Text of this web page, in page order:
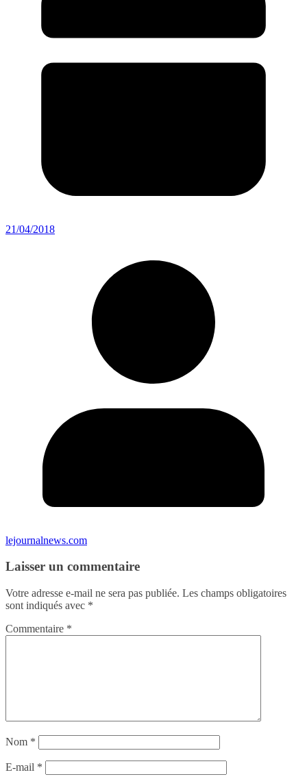
21/04/2018
lejournalnews.com
Laisser un commentaire
Votre adresse e-mail ne sera pas publiée. Les champs obligatoires
sont indiqués avec *
Commentaire *
Nom *
E-mail *